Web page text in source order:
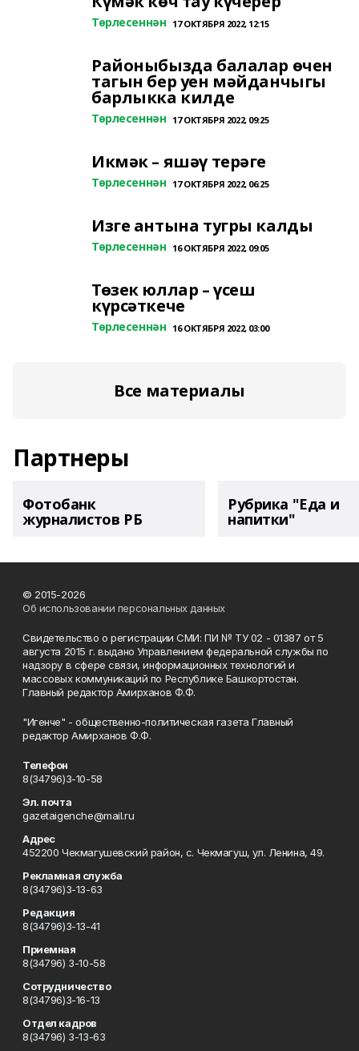
Төрлесеннән 17 ОКТЯБРЯ 2022, 12:15
Районыбызда балалар өчен
тагын бер уен мәйданчыгы
барлыкка килде
Төрлесеннән 17 ОКТЯБРЯ 2022, 09:25
Икмәк – яшәү терәге
Төрлесеннән 17 ОКТЯБРЯ 2022, 06:25
Изге антына тугры калды
Төрлесеннән 16 ОКТЯБРЯ 2022, 09:05
Төзек юллар – үсеш
күрсәткече
Төрлесеннән 16 ОКТЯБРЯ 2022, 03:00
Все материалы
Партнеры
Фотобанк
журналистов РБ
Рубрика "Еда и
напитки"
© 2015-2026
Об использовании персональных данных
Свидетельство о регистрации СМИ: ПИ № ТУ 02 - 01387 от 5
августа 2015 г. выдано Управлением федеральной службы по
надзору в сфере связи, информационных технологий и
массовых коммуникаций по Республике Башкортостан.
Главный редактор Амирханов Ф.Ф.
"Игенче" - общественно-политическая газета Главный
редактор Амирханов Ф.Ф.
Телефон
8(34796)3-10-58
Эл. почта
gazetaigenche@mail.ru
Адрес
452200 Чекмагушевский район, с. Чекмагуш, ул. Ленина, 49.
Рекламная служба
8(34796)3-13-63
Редакция
8(34796)3-13-41
Приемная
8(34796) 3-10-58
Сотрудничество
8(34796)3-16-13
Отдел кадров
8(34796) 3-13-63